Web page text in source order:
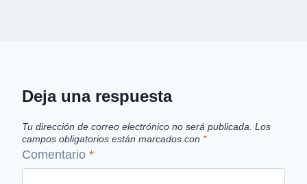
Deja una respuesta
Tu dirección de correo electrónico no será publicada. Los
campos obligatorios están marcados con *
Comentario *